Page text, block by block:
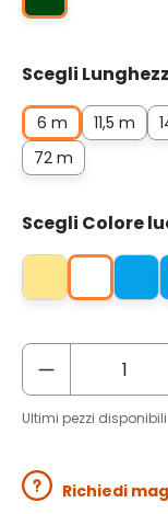
Scegli
6 m 11,5 m
72 m
Scegli Colore
Ultimi pezzi disponibili
Richiedi